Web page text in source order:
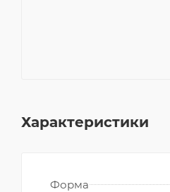
Характеристики
Форма